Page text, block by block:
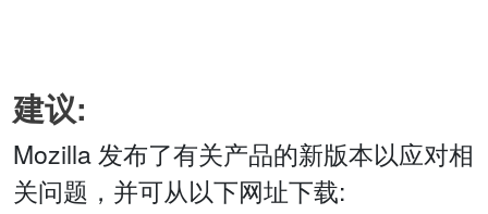
建议:
Mozilla 发布了有关产品的新版本以应对相
关问题，并可从以下网址下载: